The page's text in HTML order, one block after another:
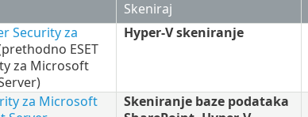
Skeniraj
Security za
ESET
za Microsoft
Hyper-V skeniranje
za Microsoft
Skeniranje baze podataka